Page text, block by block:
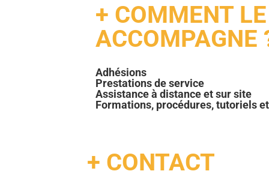
+ COMMENT
ACCOMPAGNE
Adhésions
Prestations de service
Assistance à distance et sur site
Formations, procédures, tutoriels
+ CONTACT